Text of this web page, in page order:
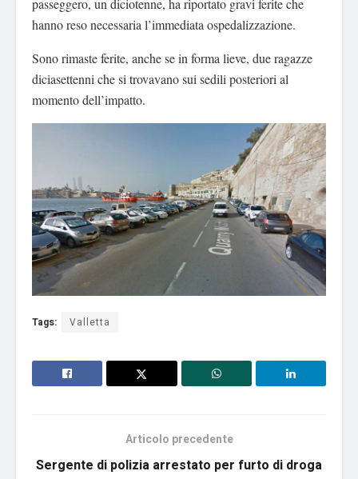
passeggero, un diciotenne, ha riportato gravi ferite che
hanno reso necessaria l’immediata ospedalizzazione.
Sono rimaste ferite, anche se in forma lieve, due ragazze
diciasettenni che si trovavano sui sedili posteriori al
momento dell’impatto.
Tags: Valletta
Articolo precedente
Sergente di polizia arrestato per furto di droga